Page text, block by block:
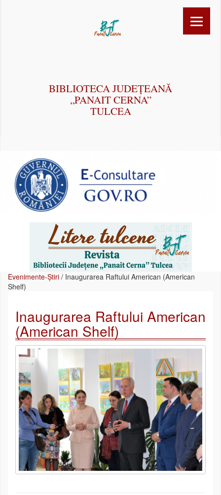
BIBLIOTECA JUDEȚEANĂ
„PANAIT CERNA”
TULCEA
Evenimente-Știri / Inaugurarea Raftului American (American
Shelf)
Inaugurarea Raftului American
(American Shelf)